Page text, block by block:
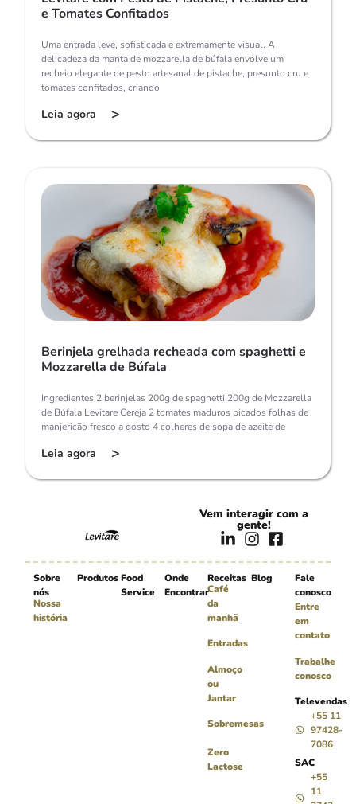
e Tomates Confitados
Uma entrada leve, sofisticada e extremamente visual. A
delicadeza da manta de mozzarella de búfala envolve um
recheio elegante de pesto artesanal de pistache, presunto cru e
tomates confitados, criando
Leia agora >
Berinjela grelhada recheada com spaghetti e
Mozzarella de Búfala
Ingredientes 2 berinjelas 200g de spaghetti 200g de Mozzarella
de Búfala Levitare Cereja 2 tomates maduros picados folhas de
manjericão fresco a gosto 4 colheres de sopa de azeite de
Leia agora >
Vem interagir com a
gente!
Sobre
nós
Nossa
história
ProdutosFood
Service
Onde
Encontrar
Receitas
Café
da
manhã
Entradas
Almoço
ou
Jantar
Sobremesas
Zero
Lactose
Blog
Fale
conosco
Entre
em
contato
Trabalhe
conosco
Televendas
+55 11
97428-
7086
SAC
+55
11